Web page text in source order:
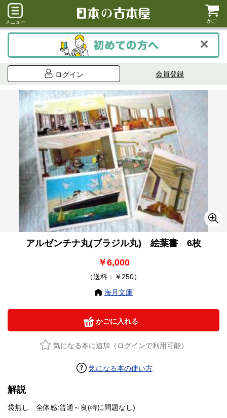
メニュー かご
ログイン 会員登録
アルゼンチナ丸(ブラジル丸) 絵葉書 6枚
￥6,000
（送料：￥250）
海月文庫
かごに入れる
気になる本に追加（ログインで利用可能）
気になる本の使い方
解説
袋無し 全体感:普通～良(特に問題なし)